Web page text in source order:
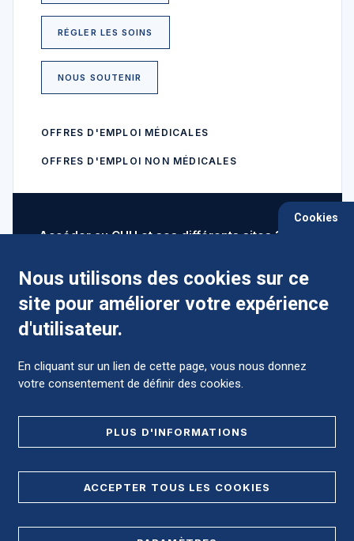
RÉGLER LES SOINS
NOUS SOUTENIR
OFFRES D'EMPLOI MÉDICALES
OFFRES D'EMPLOI NON MÉDICALES
Accéder au CHU et ses différents sites ?
Comment préparer mon hospitalisation ?
Cookies
Nous utilisons des cookies sur ce
site pour améliorer votre expérience
d'utilisateur.
En cliquant sur un lien de cette page, vous nous donnez
votre consentement de définir des cookies.
PLUS D'INFORMATIONS
ACCEPTER TOUS LES COOKIES